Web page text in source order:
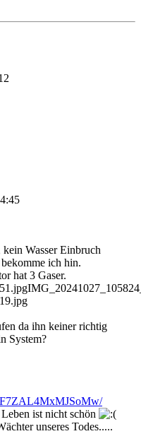
Wasser Einbruch
ich hin.
hat 3 Gaser.
da ihn keiner richtig
System?
ist nicht schön
unseres Todes.....